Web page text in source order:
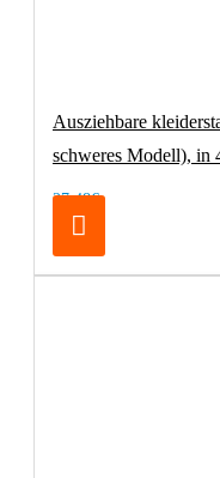
Ausziehbare
schweres Modell), in
27,48€